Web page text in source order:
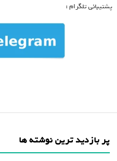
پشتیبانی تلگرام :
پر بازدید ترین نوشته ها